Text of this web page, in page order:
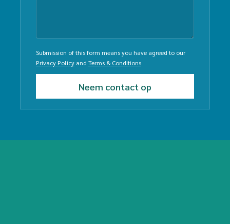
Submission of this form means you have agreed to our
Privacy Policy and Terms & Conditions